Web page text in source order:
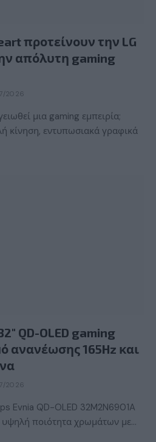
προτείνουν την LG
απόλυτη gaming
2026
μια gaming εμπειρία;
κίνηση, εντυπωσιακά γραφικά
QD-OLED gaming
ανανέωσης 165Hz και
2026
Evnia QD-OLED 32M2N6901A
υψηλή ποιότητα χρωμάτων με…